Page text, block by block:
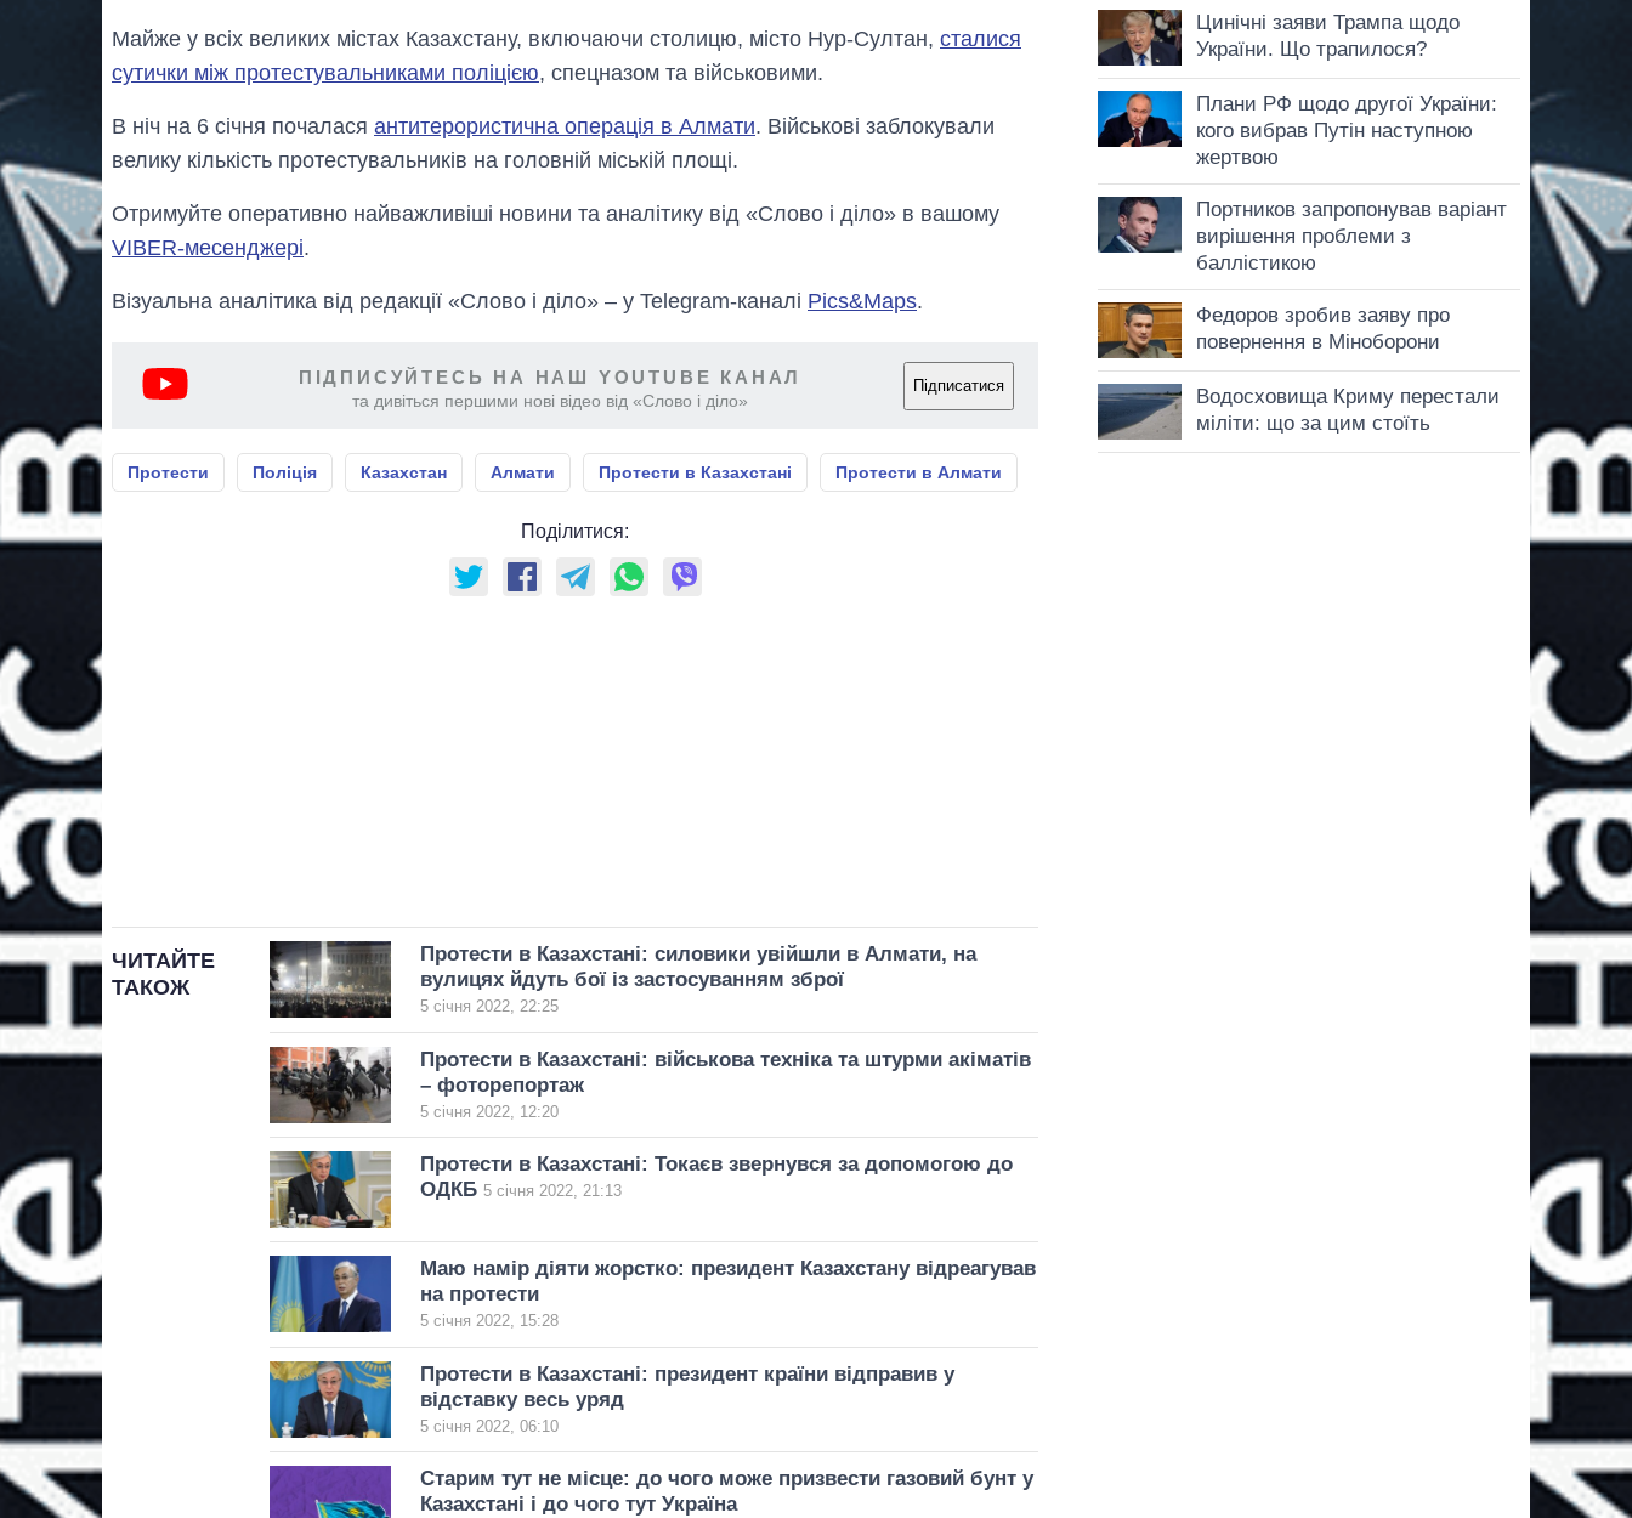
Майже у всіх великих містах Казахстану, включаючи столицю, місто Нур-Султан, сталися
сутички між протестувальниками поліцією, спецназом та військовими.
В ніч на 6 січня почалася антитерористична операція в Алмати. Військові заблокували
велику кількість протестувальників на головній міській площі.
Отримуйте оперативно найважливіші новини та аналітику від «Слово і діло» в вашому
VIBER-месенджері.
Візуальна аналітика від редакції «Слово і діло» – у Telegram-каналі Pics&Maps.
ПІДПИСУЙТЕСЬ НА НАШ YOUTUBE КАНАЛ
та дивіться першими нові відео від «Слово і діло»
Підписатися
Протести Поліція Казахстан Алмати Протести в Казахстані Протести в Алмати
Поділитися:
ЧИТАЙТЕ
ТАКОЖ
Протести в Казахстані: силовики увійшли в Алмати, на
вулицях йдуть бої із застосуванням зброї
5 січня 2022, 22:25
Протести в Казахстані: військова техніка та штурми акіматів
– фоторепортаж
5 січня 2022, 12:20
Протести в Казахстані: Токаєв звернувся за допомогою до
ОДКБ 5 січня 2022, 21:13
Маю намір діяти жорстко: президент Казахстану відреагував
на протести
5 січня 2022, 15:28
Протести в Казахстані: президент країни відправив у
відставку весь уряд
5 січня 2022, 06:10
Старим тут не місце: до чого може призвести газовий бунт у
Казахстані і до чого тут Україна